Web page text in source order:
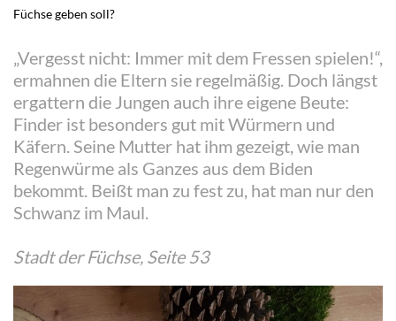
Füchse geben soll?
„Vergesst nicht: Immer mit dem Fressen spielen!“,
ermahnen die Eltern sie regelmäßig. Doch längst
ergattern die Jungen auch ihre eigene Beute:
Finder ist besonders gut mit Würmern und
Käfern. Seine Mutter hat ihm gezeigt, wie man
Regenwürme als Ganzes aus dem Biden
bekommt. Beißt man zu fest zu, hat man nur den
Schwanz im Maul.
Stadt der Füchse, Seite 53